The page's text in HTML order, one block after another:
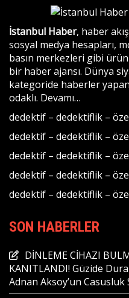
İstanbul Haber, haber
sosyal medya hesapları,
basın merkezleri gibi
bir haber ajansı. Dünya
kategoride haberler
odaklı. Devamı…
dedektif – dedektiflik –
dedektif – dedektiflik –
dedektif – dedektiflik –
dedektif – dedektiflik –
dedektif – dedektiflik –
SON HABERLER
DİNLEME CİHAZI
KANITLANDI! Güzide
Adnan Aksoy’un Casusluk